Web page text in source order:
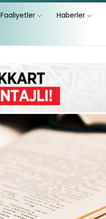
Faaliyetler Haberler